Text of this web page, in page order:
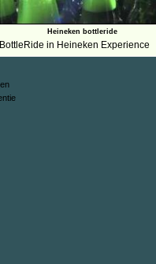
Heineken bottleride
BottleRide in Heineken Experience